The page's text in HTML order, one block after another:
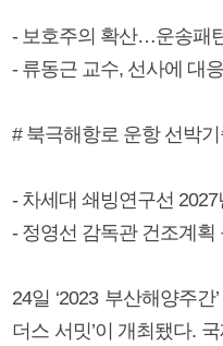
- 보호주의 확산…운송패
- 류동근 교수, 선사에 대
# 북극해항로 운항 선박
- 차세대 쇄빙연구선 2027
- 정영선 감독관 건조계획
24일 ‘2023 부산해양주간
더스 서밋’이 개최됐다.